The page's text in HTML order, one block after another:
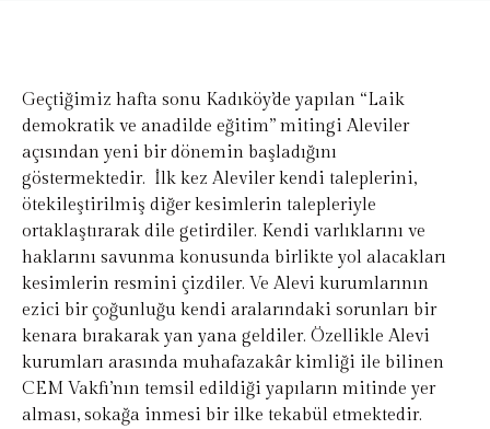
Geçtiğimiz hafta sonu Kadıköy’de yapılan “Laik
demokratik ve anadilde eğitim” mitingi Aleviler
açısından yeni bir dönemin başladığını
göstermektedir. İlk kez Aleviler kendi taleplerini,
ötekileştirilmiş diğer kesimlerin talepleriyle
ortaklaştırarak dile getirdiler. Kendi varlıklarını ve
haklarını savunma konusunda birlikte yol alacakları
kesimlerin resmini çizdiler. Ve Alevi kurumlarının
ezici bir çoğunluğu kendi aralarındaki sorunları bir
kenara bırakarak yan yana geldiler. Özellikle Alevi
kurumları arasında muhafazakâr kimliği ile bilinen
CEM Vakfı’nın temsil edildiği yapıların mitinde yer
alması, sokağa inmesi bir ilke tekabül etmektedir.